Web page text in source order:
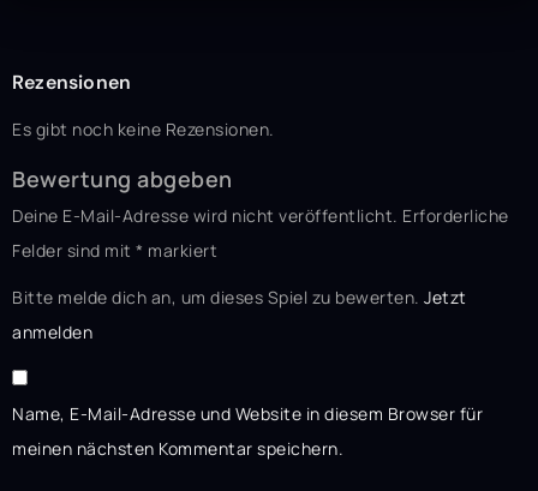
Rezensionen
Es gibt noch keine Rezensionen.
Bewertung abgeben
Deine E-Mail-Adresse wird nicht veröffentlicht. Erforderliche
Felder sind mit * markiert
Bitte melde dich an, um dieses Spiel zu bewerten. Jetzt
anmelden
Name, E-Mail-Adresse und Website in diesem Browser für
meinen nächsten Kommentar speichern.